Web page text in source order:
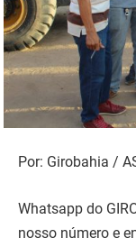
Por: Girobahia /
Whatsapp do
nosso número e